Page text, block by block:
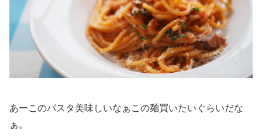
あーこのパスタ美味しいなぁこの麺買いたいぐらいだな
ぁ。